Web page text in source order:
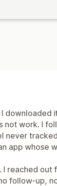
downloaded
not work. I
never
app whose
reached out
follow-up,